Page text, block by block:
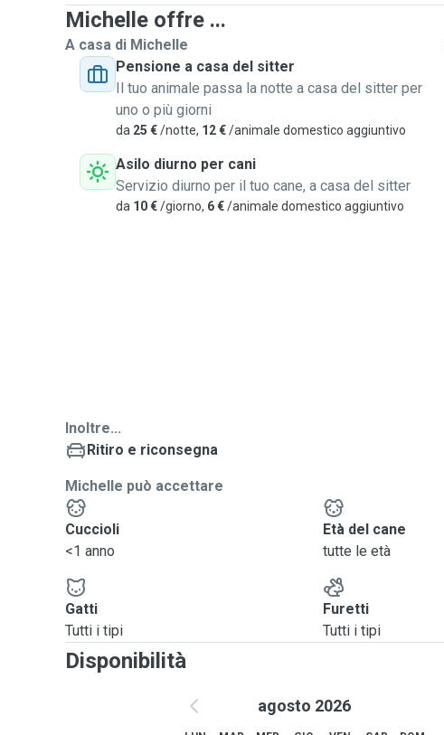
Michelle offre ...
A casa di Michelle
Pensione a casa del sitter
Il tuo animale passa la notte a casa del sitter per
uno o più giorni
da 25 €/notte, 12 €/animale domestico aggiuntivo
Asilo diurno per cani
Servizio diurno per il tuo cane, a casa del sitter
da 10 €/giorno, 6 €/animale domestico aggiuntivo
Inoltre...
Ritiro e riconsegna
Michelle può accettare
Cuccioli
<1 anno
Età del cane
tutte le età
Gatti
Tutti i tipi
Furetti
Tutti i tipi
Disponibilità
agosto 2026